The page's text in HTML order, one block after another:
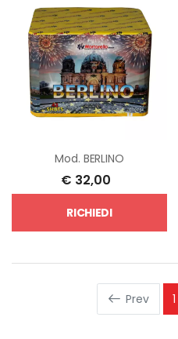
Mod. BERLINO
€ 32,00
RICHIEDI
Prev 1